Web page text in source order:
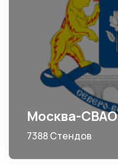
Москва-СВАО
7388 Стендов